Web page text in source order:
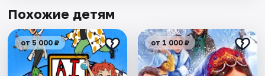
Похожие детям
от 5 000 ₽ от 1 000 ₽